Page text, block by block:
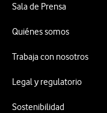
Sala de Prensa
Quiénes somos
Trabaja con nosotros
Legal y regulatorio
Sostenibilidad